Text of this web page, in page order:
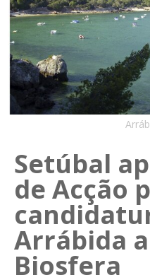
Setúbal
de Acção
Arrábida
Biosfera